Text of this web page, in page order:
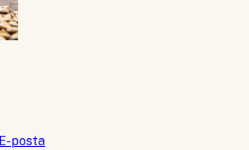
E-posta